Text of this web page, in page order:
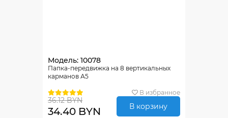
Модель: 10078
Папка-передвижка на 8 вертикальных
карманов А5
В избранное
36.12 BYN
34.40 BYN В корзину